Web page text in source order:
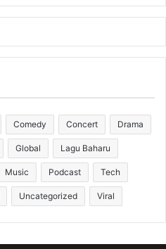
Comedy Concert Drama
Global Lagu Baharu
Music Podcast Tech
Uncategorized Viral